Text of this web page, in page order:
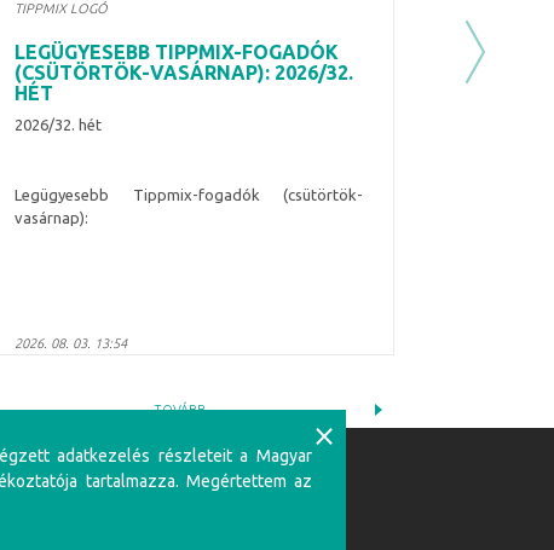
TIPPMIX LOGÓ
LEGÜGYESEBB TIPPMIX-FOGADÓK
(CSÜTÖRTÖK-VASÁRNAP): 2026/32.
HÉT
2026/32. hét
Legügyesebb Tippmix-fogadók (csütörtök-
vasárnap):
2026. 08. 03. 13:54
TOVÁBB
Next
csak 18 éven
Partnerünk:
adatkezelés részleteit a Magyar
tartalmazza. Megértettem az
⨯